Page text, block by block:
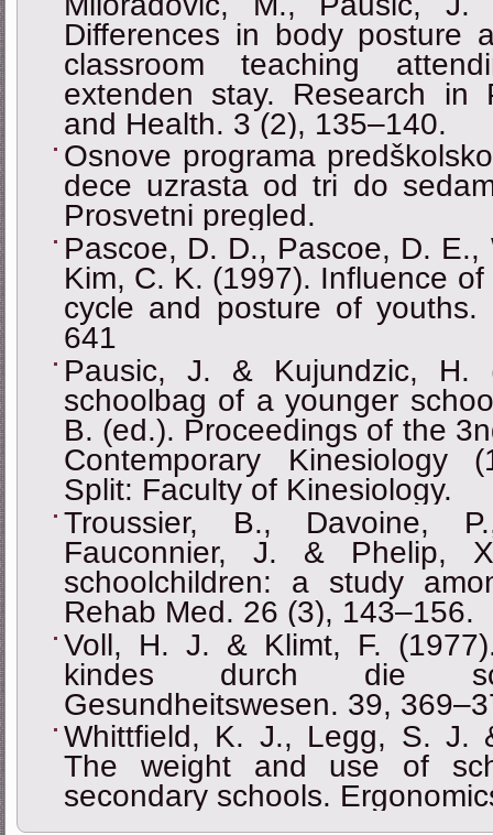
Differences in body posture
classroom teaching
extenden stay. Research in
and Health. 3 (2), 135–140.
Osnove programa
dece uzrasta od tri do
Prosvetni pregled.
Pascoe, D. D., Pascoe, D. E.,
Kim, C. K. (1997). Influence
cycle and posture of
641
Pausic, J. & Kujundzic,
schoolbag of a younger
B. (ed.). Proceedings of the
Contemporary Kinesiology
Split: Faculty of Kinesiology.
Troussier, B., Davoine,
Fauconnier, J. & Phelip,
schoolchildren: a study
Rehab Med. 26 (3), 143–156.
Voll, H. J. & Klimt, F.
kindes durch die
Gesundheitswesen. 39,
Whittfield, K. J., Legg, S. J.
The weight and use of
secondary schools.